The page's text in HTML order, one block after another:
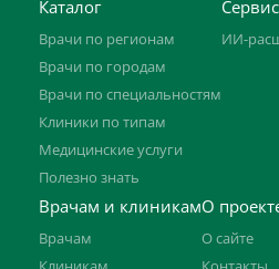
Каталог
Врачи по регионам
Врачи по городам
Врачи по специальностям
Клиники по типам
Медицинские услуги
Полезно знать
ИИ-
Врачам и клиникам
Врачам
О
О сайте